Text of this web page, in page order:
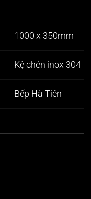
1000 x 350mm
Kệ chén inox 304
Bếp Hà Tiên